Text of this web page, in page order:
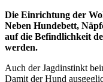
Die Einrichtung der
Neben Hundebett,
auf die Befindlichkeit
werden.
Auch der Jagdinstinkt
Damit der Hund